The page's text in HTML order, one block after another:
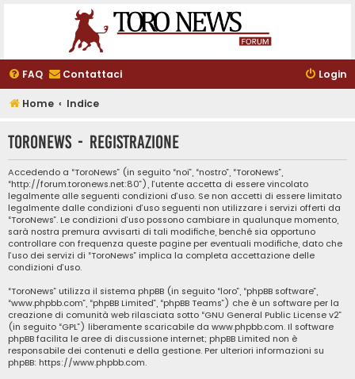
FAQ Contattaci Login
Home Indice
ToroNews - Registrazione
Accedendo a “ToroNews” (in seguito “noi”, “nostro”, “ToroNews”,
“http://forum.toronews.net:80”), l’utente accetta di essere vincolato
legalmente alle seguenti condizioni d’uso. Se non accetti di essere limitato
legalmente dalle condizioni d’uso seguenti non utilizzare i servizi offerti da
“ToroNews”. Le condizioni d’uso possono cambiare in qualunque momento,
sarà nostra premura avvisarti di tali modifiche, benché sia opportuno
controllare con frequenza queste pagine per eventuali modifiche, dato che
l’uso dei servizi di “ToroNews” implica la completa accettazione delle
condizioni d’uso.
“ToroNews” utilizza il sistema phpBB (in seguito “loro”, “phpBB software”,
“www.phpbb.com”, “phpBB Limited”, “phpBB Teams”) che è un software per la
creazione di comunità web rilasciata sotto “GNU General Public License v2”
(in seguito “GPL”) liberamente scaricabile da www.phpbb.com. Il software
phpBB facilita le aree di discussione internet; phpBB Limited non è
responsabile dei contenuti e della gestione. Per ulteriori informazioni su
phpBB: https://www.phpbb.com.